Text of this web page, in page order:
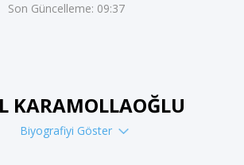
Son Güncelleme: 09:37
KARAMOLLAOĞLU
Biyografiyi Göster